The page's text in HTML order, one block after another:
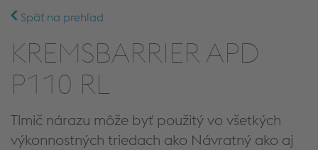
Späť na prehľad
KREMSBARRIER APD
P110 RL
Tlmič nárazu môže byť použitý vo všetkých
výkonnostných triedach ako Návratný ako aj